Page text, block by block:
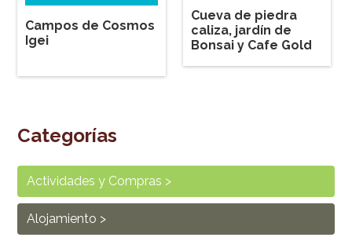
Campos de Cosmos
Igei
Cueva de piedra
caliza, jardín de
Bonsai y Cafe Gold
Categorías
Actividades y Compras
Alojamiento